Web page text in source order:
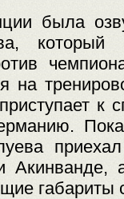
была
на
к
Акинванде,
габариты